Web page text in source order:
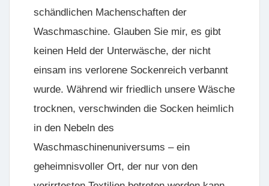
schändlichen Machenschaften der
Waschmaschine. Glauben Sie mir, es gibt
keinen Held der Unterwäsche, der nicht
einsam ins verlorene Sockenreich verbannt
wurde. Während wir friedlich unsere Wäsche
trocknen, verschwinden die Socken heimlich
in den Nebeln des
Waschmaschinenuniversums – ein
geheimnisvoller Ort, der nur von den